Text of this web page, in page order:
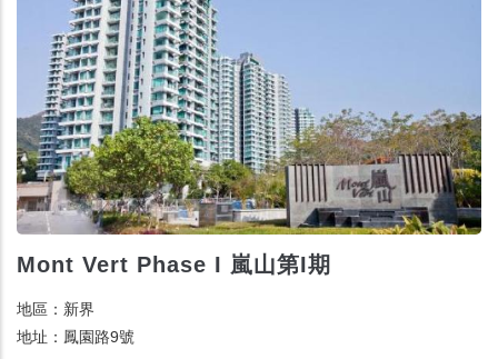
Mont Vert Phase I 嵐山第I期
地區：新界
地址：鳳園路9號